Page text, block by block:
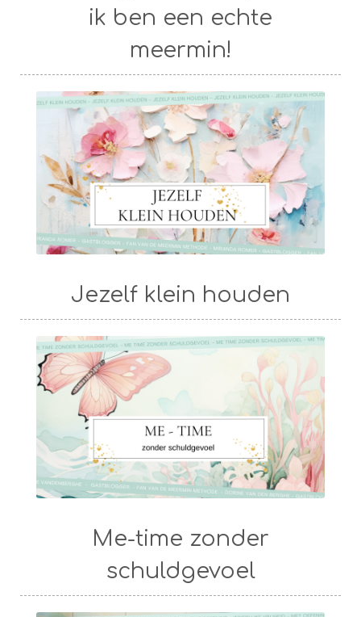
ik ben een echte
meermin!
Jezelf klein houden
Me-time zonder
schuldgevoel